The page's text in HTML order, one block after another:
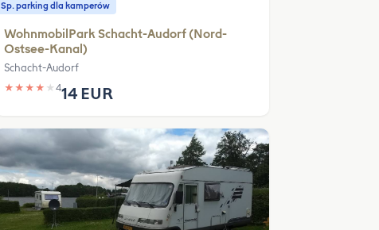
Sp. parking dla kamperów
WohnmobilPark Schacht-Audorf (Nord-
Ostsee-Kanal)
Schacht-Audorf
★ ★ ★ ★ ★ 414 EUR